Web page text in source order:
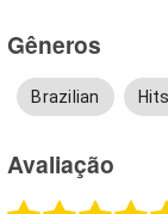
Gêneros
Brazilian Hits
Avaliação